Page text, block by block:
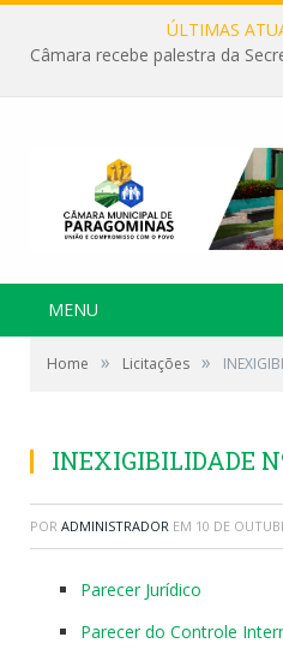
ÚLTIMAS
MENU
Home » Licitações »
INEXIGIBILIDADE
POR ADMINISTRADOR EM 10 DE
Parecer Jurídico
Parecer do Controle